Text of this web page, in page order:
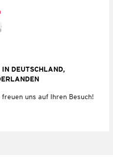
DEUTSCHLAND,
uns auf Ihren Besuch!